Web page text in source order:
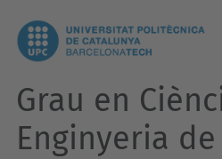
Grau en
Enginyeria